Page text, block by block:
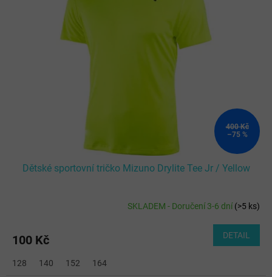
400 Kč
–75 %
Dětské sportovní tričko Mizuno Drylite Tee Jr / Yellow
SKLADEM - Doručení 3-6 dní(>5 ks)
100 Kč DETAIL
128 140 152 164